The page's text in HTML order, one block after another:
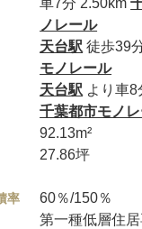
車7分 2.50km
ノレール
天台駅 徒歩39
モノレール
天台駅 より車8
千葉都市モノ
92.13m²
27.86坪
率 60％/150％
第一種低層住